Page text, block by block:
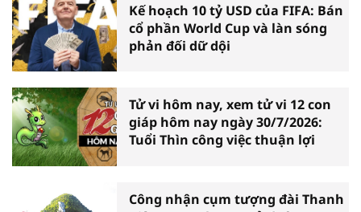
Kế hoạch 10 tỷ USD của FIFA: Bán
cổ phần World Cup và làn sóng
phản đối dữ dội
Tử vi hôm nay, xem tử vi 12 con
giáp hôm nay ngày 30/7/2026:
Tuổi Thìn công việc thuận lợi
Công nhận cụm tượng đài Thanh